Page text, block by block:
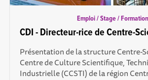
Emploi / Stage / Formation
CDI - Directeur-rice de Centre-
Présentation de la structure Centre-
Centre de Culture Scientifique,
Industrielle (CCSTI) de la région